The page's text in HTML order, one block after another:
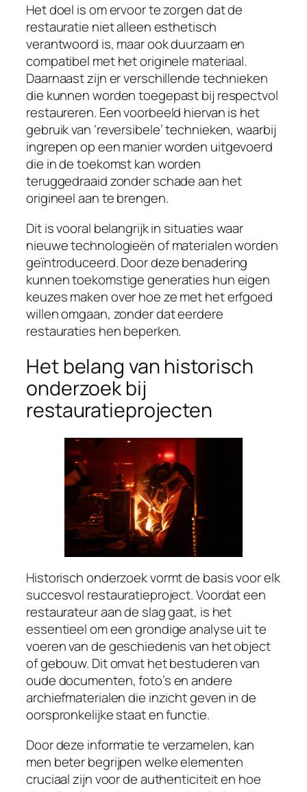
Het doel is om ervoor te zorgen dat de
restauratie niet alleen esthetisch
verantwoord is, maar ook duurzaam en
compatibel met het originele materiaal.
Daarnaast zijn er verschillende technieken
die kunnen worden toegepast bij respectvol
restaureren. Een voorbeeld hiervan is het
gebruik van ‘reversibele’ technieken, waarbij
ingrepen op een manier worden uitgevoerd
die in de toekomst kan worden
teruggedraaid zonder schade aan het
origineel aan te brengen.
Dit is vooral belangrijk in situaties waar
nieuwe technologieën of materialen worden
geïntroduceerd. Door deze benadering
kunnen toekomstige generaties hun eigen
keuzes maken over hoe ze met het erfgoed
willen omgaan, zonder dat eerdere
restauraties hen beperken.
Het belang van historisch
onderzoek bij
restauratieprojecten
Historisch onderzoek vormt de basis voor elk
succesvol restauratieproject. Voordat een
restaurateur aan de slag gaat, is het
essentieel om een grondige analyse uit te
voeren van de geschiedenis van het object
of gebouw. Dit omvat het bestuderen van
oude documenten, foto’s en andere
archiefmaterialen die inzicht geven in de
oorspronkelijke staat en functie.
Door deze informatie te verzamelen, kan
men beter begrijpen welke elementen
cruciaal zijn voor de authenticiteit en hoe